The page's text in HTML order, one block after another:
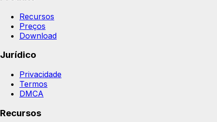
Recursos
Preços
Download
Jurídico
Privacidade
Termos
DMCA
Recursos